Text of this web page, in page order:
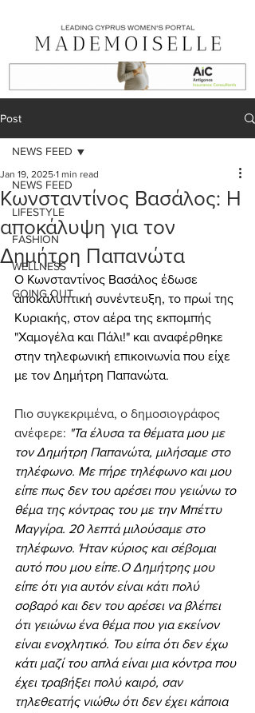
Post
NEWS FEED
LIFESTYLE
FASHION
WELLNESS
GOING OUT
NEWS FEED
Κωνσταντίνος Βασάλος: Η
αποκάλυψη για τον
Δημήτρη Παπανώτα
Jan 19, 2025 1 min read
Ο Κωνσταντίνος Βασάλος έδωσε
αποκαλυπτική συνέντευξη, το πρωί της
Κυριακής, στον αέρα της εκπομπής
"Χαμογέλα και Πάλι!" και αναφέρθηκε
στην τηλεφωνική επικοινωνία που είχε
με τον Δημήτρη Παπανώτα.
Πιο συγκεκριμένα, ο δημοσιογράφος
ανέφερε: "Τα έλυσα τα θέματα μου με
τον Δημήτρη Παπανώτα, μιλήσαμε στο
τηλέφωνο. Με πήρε τηλέφωνο και μου
είπε πως δεν του αρέσει που γειώνω το
θέμα της κόντρας του με την Μπέττυ
Μαγγίρα. 20 λεπτά μιλούσαμε στο
τηλέφωνο. Ήταν κύριος και σέβομαι
αυτό που μου είπε.Ο Δημήτρης μου
είπε ότι για αυτόν είναι κάτι πολύ
σοβαρό και δεν του αρέσει να βλέπει
ότι γειώνω ένα θέμα που για εκείνον
είναι ενοχλητικό. Του είπα ότι δεν έχω
κάτι μαζί του απλά είναι μια κόντρα που
έχει τραβήξει πολύ καιρό, σαν
τηλεθεατής νιώθω ότι δεν έχει κάποια